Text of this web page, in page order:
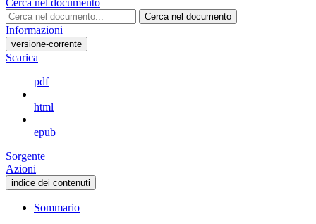
Cerca nel documento
Cerca nel documento
Informazioni
versione-corrente
Scarica
pdf
html
epub
Sorgente
Azioni
indice dei contenuti
Sommario